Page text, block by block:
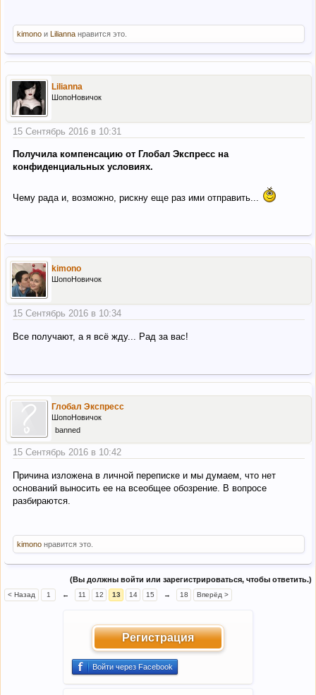
kimono и Lilianna нравится это.
Lilianna
ШопоНовичок
15 Сентябрь 2016 в 10:31
Получила компенсацию от Глобал Экспресс на
конфиденциальных условиях.
Чему рада и, возможно, рискну еще раз ими отправить...
kimono
ШопоНовичок
15 Сентябрь 2016 в 10:34
Все получают, а я всё жду... Рад за вас!
Глобал Экспресс
ШопоНовичок
banned
15 Сентябрь 2016 в 10:42
Причина изложена в личной переписке и мы думаем, что нет
оснований выносить ее на всеобщее обозрение. В вопросе
разбираются.
kimono нравится это.
(Вы должны войти или зарегистрироваться, чтобы ответить.)
< Назад 1 ← 11 12 13 14 15 → 18 Вперёд >
Регистрация
Войти через Facebook